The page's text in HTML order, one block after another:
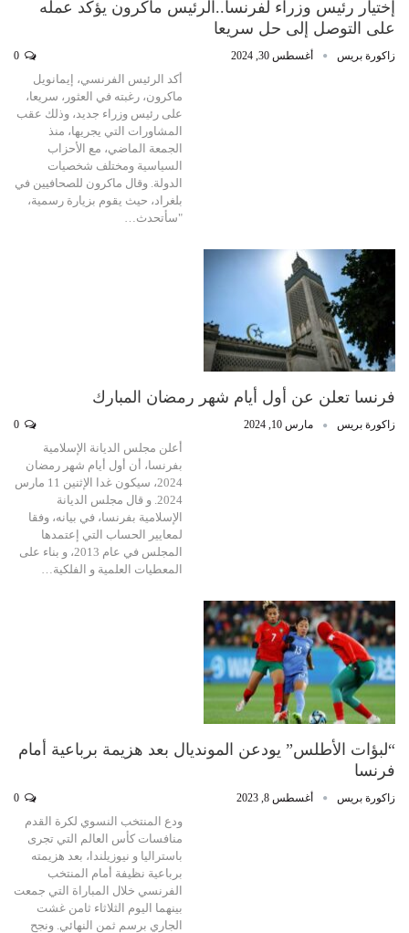
إختيار رئيس وزراء لفرنسا..الرئيس ماكرون يؤكد عمله
على التوصل إلى حل سريعا
زاكورة بريس أغسطس 30, 2024
أكد الرئيس الفرنسي، إيمانويل
ماكرون، رغبته في العثور، سريعا،
على رئيس وزراء جديد، وذلك عقب
المشاورات التي يجريها، منذ
الجمعة الماضي، مع الأحزاب
السياسية ومختلف شخصيات
الدولة. وقال ماكرون للصحافيين في
بلغراد، حيث يقوم بزيارة رسمية،
"سأتحدث…
فرنسا تعلن عن أول أيام شهر رمضان المبارك
زاكورة بريس مارس 10, 2024
أعلن مجلس الديانة الإسلامية
بفرنسا، أن أول أيام شهر رمضان
2024، سيكون غدا الإثنين 11 مارس
2024. و قال مجلس الديانة
الإسلامية بفرنسا، في بيانه، وفقا
لمعايير الحساب التي إعتمدها
المجلس في عام 2013، و بناء على
المعطيات العلمية و الفلكية…
“لبؤات الأطلس” يودعن المونديال بعد هزيمة برباعية أمام
فرنسا
زاكورة بريس أغسطس 8, 2023
ودع المنتخب النسوي لكرة القدم
منافسات كأس العالم التي تجرى
باستراليا و نيوزيلندا، بعد هزيمته
برباعية نظيفة أمام المنتخب
الفرنسي خلال المباراة التي جمعت
بينهما اليوم الثلاثاء ثامن غشت
الجاري برسم ثمن النهائي. ونجح